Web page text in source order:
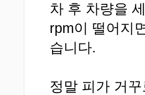
차 후 차량을
rpm이 떨어지
습니다.
정말 피가 거